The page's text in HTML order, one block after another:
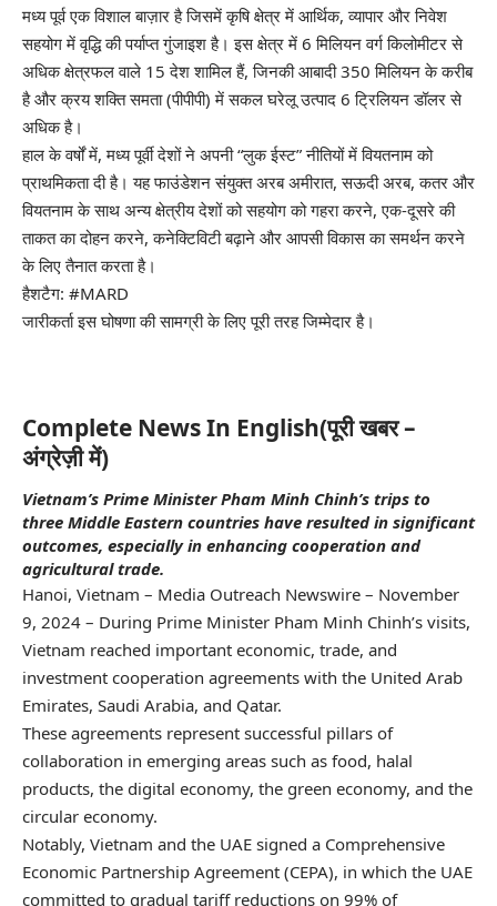
मध्य पूर्व एक विशाल बाज़ार है जिसमें कृषि क्षेत्र में आर्थिक, व्यापार और निवेश
सहयोग में वृद्धि की पर्याप्त गुंजाइश है। इस क्षेत्र में 6 मिलियन वर्ग किलोमीटर से
अधिक क्षेत्रफल वाले 15 देश शामिल हैं, जिनकी आबादी 350 मिलियन के करीब
है और क्रय शक्ति समता (पीपीपी) में सकल घरेलू उत्पाद 6 ट्रिलियन डॉलर से
अधिक है।
हाल के वर्षों में, मध्य पूर्वी देशों ने अपनी “लुक ईस्ट” नीतियों में वियतनाम को
प्राथमिकता दी है। यह फाउंडेशन संयुक्त अरब अमीरात, सऊदी अरब, कतर और
वियतनाम के साथ अन्य क्षेत्रीय देशों को सहयोग को गहरा करने, एक-दूसरे की
ताकत का दोहन करने, कनेक्टिविटी बढ़ाने और आपसी विकास का समर्थन करने
के लिए तैनात करता है।
हैशटैग: #MARD
जारीकर्ता इस घोषणा की सामग्री के लिए पूरी तरह जिम्मेदार है।
Complete News In English(पूरी खबर –
अंग्रेज़ी में)
Vietnam’s Prime Minister Pham Minh Chinh’s trips to
three Middle Eastern countries have resulted in significant
outcomes, especially in enhancing cooperation and
agricultural trade.
Hanoi, Vietnam – Media Outreach Newswire – November
9, 2024 – During Prime Minister Pham Minh Chinh’s visits,
Vietnam reached important economic, trade, and
investment cooperation agreements with the United Arab
Emirates, Saudi Arabia, and Qatar.
These agreements represent successful pillars of
collaboration in emerging areas such as food, halal
products, the digital economy, the green economy, and the
circular economy.
Notably, Vietnam and the UAE signed a Comprehensive
Economic Partnership Agreement (CEPA), in which the UAE
committed to gradual tariff reductions on 99% of